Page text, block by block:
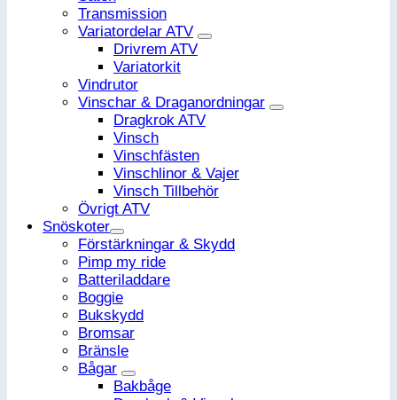
Transmission
Variatordelar ATV
Drivrem ATV
Variatorkit
Vindrutor
Vinschar & Draganordningar
Dragkrok ATV
Vinsch
Vinschfästen
Vinschlinor & Vajer
Vinsch Tillbehör
Övrigt ATV
Snöskoter
Förstärkningar & Skydd
Pimp my ride
Batteriladdare
Boggie
Bukskydd
Bromsar
Bränsle
Bågar
Bakbåge